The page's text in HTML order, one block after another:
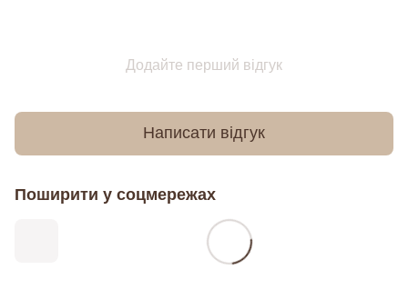
Додайте перший відгук
Написати відгук
Поширити у соцмережах